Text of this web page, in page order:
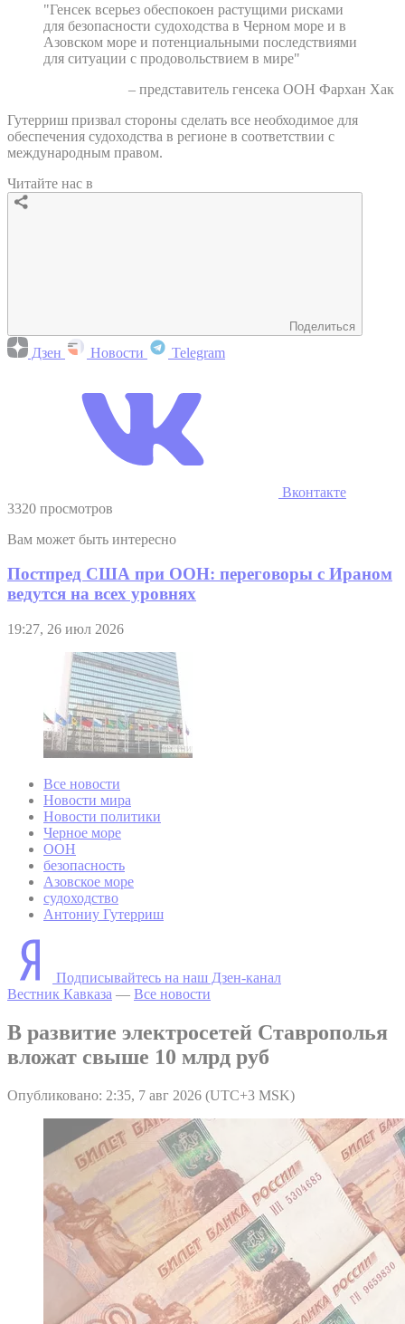
"Генсек всерьез обеспокоен растущими рисками
для безопасности судоходства в Черном море и в
Азовском море и потенциальными последствиями
для ситуации с продовольствием в мире"
– представитель генсека ООН Фархан Хак
Гутерриш призвал стороны сделать все необходимое для
обеспечения судоходства в регионе в соответствии с
международным правом.
Читайте нас в
Поделиться
Дзен Новости Telegram
Вконтакте
3320 просмотров
Вам может быть интересно
Постпред США при ООН: переговоры с Ираном
ведутся на всех уровнях
19:27, 26 июл 2026
Все новости
Новости мира
Новости политики
Черное море
ООН
безопасность
Азовское море
судоходство
Антониу Гутерриш
Подписывайтесь на наш Дзен-канал
Вестник Кавказа — Все новости
В развитие электросетей Ставрополья
вложат свыше 10 млрд руб
Опубликовано: 2:35, 7 авг 2026 (UTC+3 MSK)